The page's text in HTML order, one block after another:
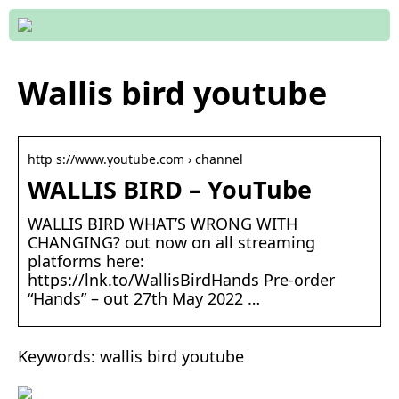
Wallis bird youtube
http s://www.youtube.com › channel
WALLIS BIRD – YouTube
WALLIS BIRD WHAT’S WRONG WITH
CHANGING? out now on all streaming
platforms here:
https://lnk.to/WallisBirdHands Pre-order
“Hands” – out 27th May 2022 …
Keywords: wallis bird youtube